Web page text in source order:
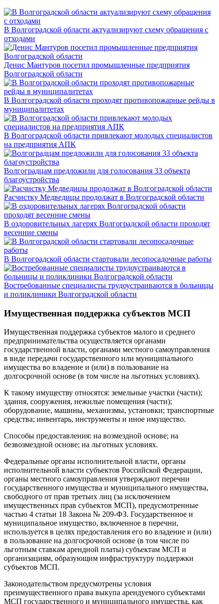
В Волгоградской области актуализируют схему обращения с
отходами
Денис Мантуров посетил промышленные предприятия
Волгоградской области
В Волгоградской области проходят противопожарные рейды в
муниципалитетах
В Волгоградской области привлекают молодых специалистов
на предприятия АПК
Волгоградцам предложили для голосования 33 объекта
благоустройства
Расчистку Медведицы продолжат в Волгоградской области
В оздоровительных лагерях Волгоградской области проходят
весенние смены
В Волгоградской области стартовали лесопосадочные работы
Востребованные специалисты трудоустраиваются в больницы
и поликлиники Волгоградской области
Имущественная поддержка субъектов МСП
Имущественная поддержка субъектов малого и среднего
предпринимательства осуществляется органами
государственной власти, органами местного самоуправления
в виде передачи государственного или муниципального
имущества во владение и (или) в пользование на
долгосрочной основе (в том числе на льготных условиях).
К такому имуществу относятся: земельные участки (части);
здания, сооружения, нежилые помещения (части);
оборудование, машины, механизмы, установки; транспортные
средства; инвентарь, инструменты и иное имущество.
Способы предоставления: на возмездной основе; на
безвозмездной основе; на льготных условиях.
Федеральные органы исполнительной власти, органы
исполнительной власти субъектов Российской Федерации,
органы местного самоуправления утверждают перечни
государственного имущества и муниципального имущества,
свободного от прав третьих лиц (за исключением
имущественных прав субъектов МСП), предусмотренные
частью 4 статьи 18 Закона № 209-ФЗ. Государственное и
муниципальное имущество, включенное в перечни,
используется в целях предоставления его во владение и (или)
в пользование на долгосрочной основе (в том числе по
льготным ставкам арендной платы) субъектам МСП и
организациям, образующим инфраструктуру поддержки
субъектов МСП.
Законодательством предусмотрены условия
преимущественного права выкупа арендуемого субъектами
МСП государственного и муниципального имущества, как